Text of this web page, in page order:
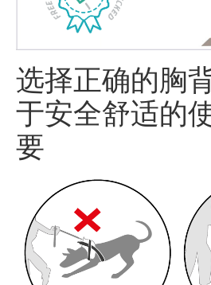
选择正确的胸
于安全舒适的
要